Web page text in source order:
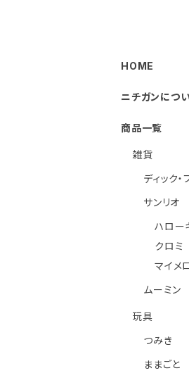
HOME
ニチガンにつ
商品一覧
雑貨
ディック
サンリオ
ハロー
クロミ
マイメ
ムーミン
玩具
つみき
ままごと